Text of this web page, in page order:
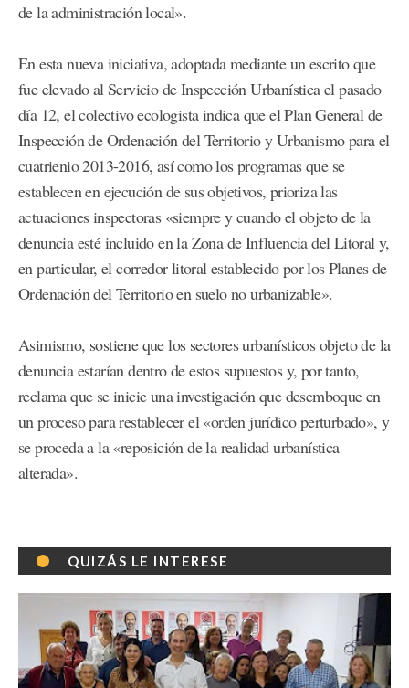
de la administración local».
En esta nueva iniciativa, adoptada mediante un escrito que
fue elevado al Servicio de Inspección Urbanística el pasado
día 12, el colectivo ecologista indica que el Plan General de
Inspección de Ordenación del Territorio y Urbanismo para el
cuatrienio 2013-2016, así como los programas que se
establecen en ejecución de sus objetivos, prioriza las
actuaciones inspectoras «siempre y cuando el objeto de la
denuncia esté incluido en la Zona de Influencia del Litoral y,
en particular, el corredor litoral establecido por los Planes de
Ordenación del Territorio en suelo no urbanizable».
Asimismo, sostiene que los sectores urbanísticos objeto de la
denuncia estarían dentro de estos supuestos y, por tanto,
reclama que se inicie una investigación que desemboque en
un proceso para restablecer el «orden jurídico perturbado», y
se proceda a la «reposición de la realidad urbanística
alterada».
QUIZÁS LE INTERESE